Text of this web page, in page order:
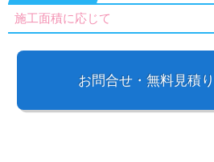
施工面積に応じて
お問合せ・無料見積